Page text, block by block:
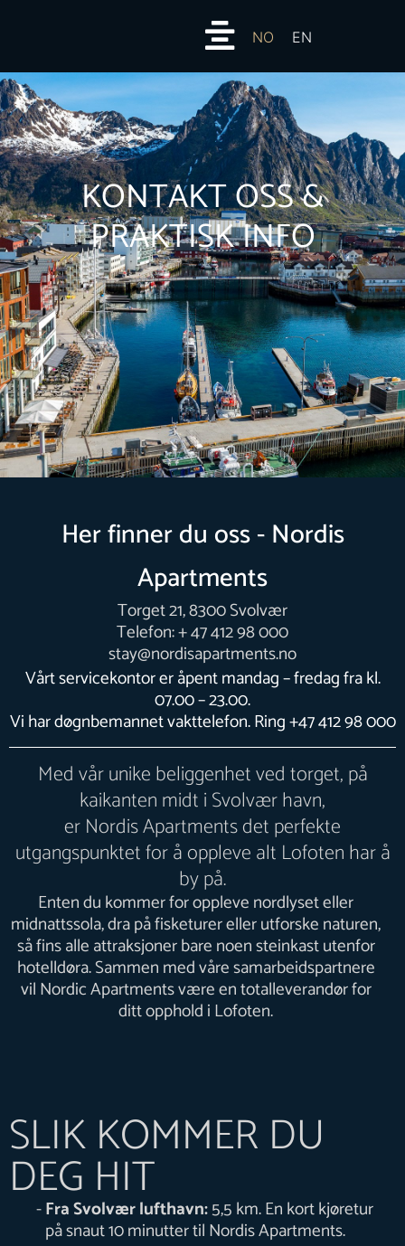
NO EN
KONTAKT OSS &
PRAKTISK INFO
Her finner du oss - Nordis
Apartments
Torget 21, 8300 Svolvær
Telefon: + 47 412 98 000
stay@nordisapartments.no
Vårt servicekontor er åpent mandag – fredag fra kl.
07.00 – 23.00.
Vi har døgnbemannet vakttelefon. Ring +47 412 98 000
Med vår unike beliggenhet ved torget, på
kaikanten midt i Svolvær havn,
er Nordis Apartments det perfekte
utgangspunktet for å oppleve alt Lofoten har å
by på.
Enten du kommer for oppleve nordlyset eller
midnattssola, dra på fisketurer eller utforske naturen,
så fins alle attraksjoner bare noen steinkast utenfor
hotelldøra. Sammen med våre samarbeidspartnere
vil Nordic Apartments være en totalleverandør for
ditt opphold i Lofoten.
SLIK KOMMER DU
DEG HIT
Fra Svolvær lufthavn:5,5 km. En kort kjøretur
på snaut 10 minutter til Nordis Apartments.